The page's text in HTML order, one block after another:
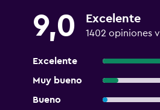
9,0 Excelente
1402 opiniones
Excelente
Muy bueno
Bueno